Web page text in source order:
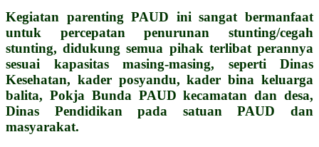
Kegiatan parenting PAUD ini sangat bermanfaat
untuk percepatan penurunan stunting/cegah
stunting, didukung semua pihak terlibat perannya
sesuai kapasitas masing-masing, seperti Dinas
Kesehatan, kader posyandu, kader bina keluarga
balita, Pokja Bunda PAUD kecamatan dan desa,
Dinas Pendidikan pada satuan PAUD dan
masyarakat.